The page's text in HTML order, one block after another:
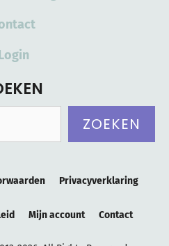
ZOEKEN
Privacyverklaring
Mijn account Contact